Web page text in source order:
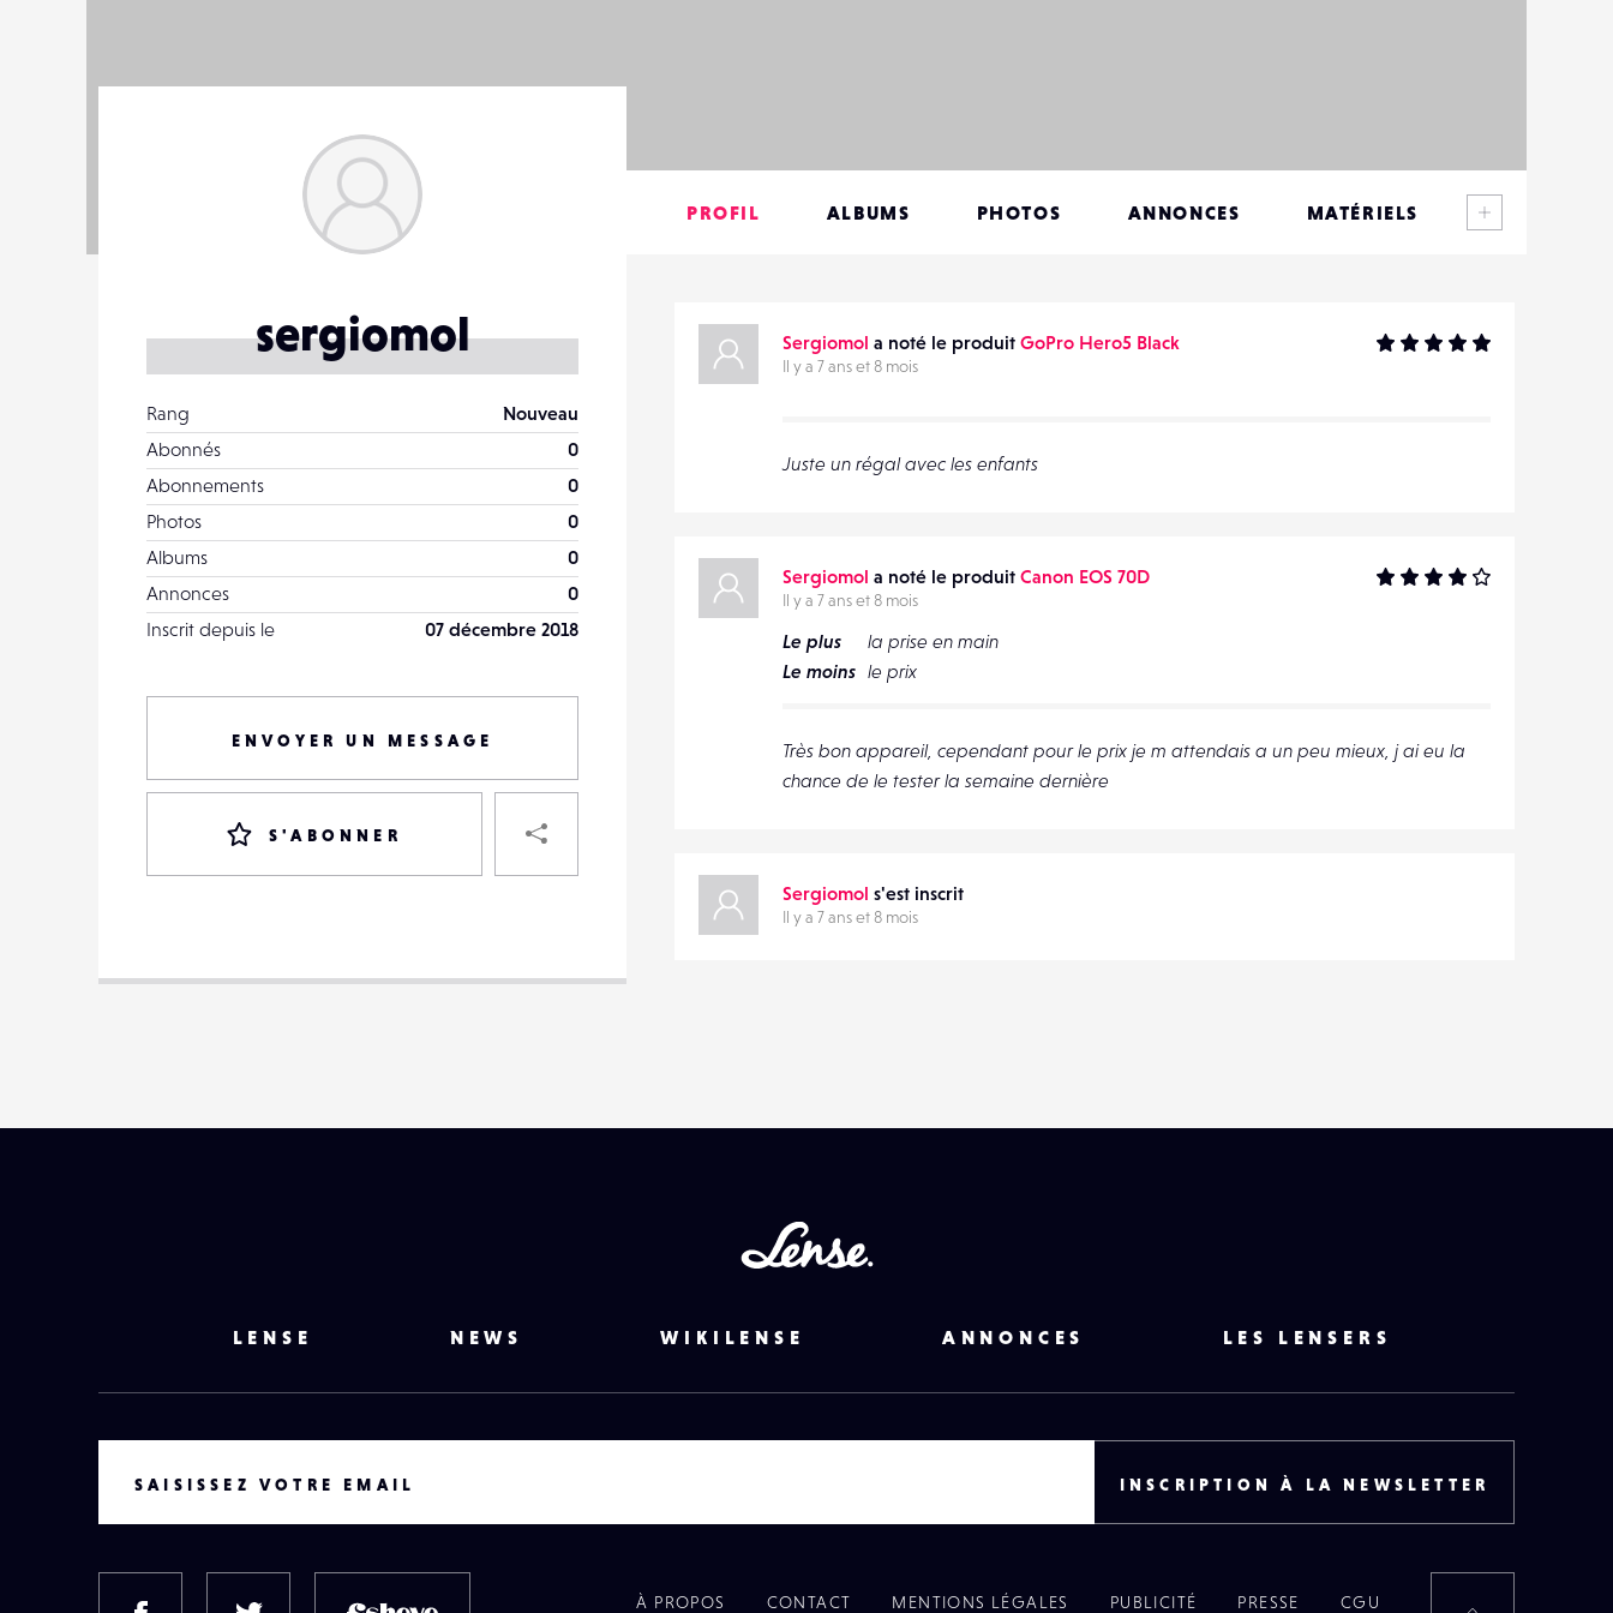
sergiomol
Rang
Nouveau
Abonnés
0
Abonnements
0
Photos
0
Albums
0
Annonces
0
Inscrit depuis le
07 décembre 2018
ENVOYER UN MESSAGE
S'ABONNER
DESTINATAIRE
VOTRE
EMAIL
PROFIL ALBUMS PHOTOS ANNONCES MATÉRIELS
Sergiomol a noté le produit GoPro Hero5 Black
Il y a 7 ans et 8 mois
Juste un régal avec les enfants
Sergiomol a noté le produit Canon EOS 70D
Il y a 7 ans et 8 mois
Le plus
la prise en main
Le moins le prix
Très bon appareil, cependant pour le prix je m attendais a un peu mieux, j ai eu la
chance de le tester la semaine dernière
Sergiomol s'est inscrit
Il y a 7 ans et 8 mois
LENSE NEWS WIKILENSE ANNONCES LES LENSERS
SAISISSEZ VOTRE EMAIL INSCRIPTION À LA NEWSLETTER
À PROPOS CONTACT MENTIONS LÉGALES PUBLICITÉ PRESSE CGU